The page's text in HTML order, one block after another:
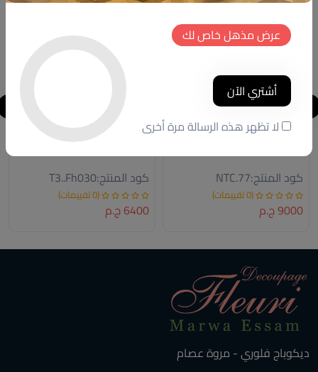
كود المنتج:NTC.77
(0 تقييمات)
9000 ج.م
تابلوه حائط خشب
كود المنتج:T3..Fh030
(0 تقييمات)
6400 ج.م
ديكوباج فلوري - مروة عصام
عرض مذهل خاص لك
أشتري الآن
لا تظهر هذه الرسالة مرة أخرى